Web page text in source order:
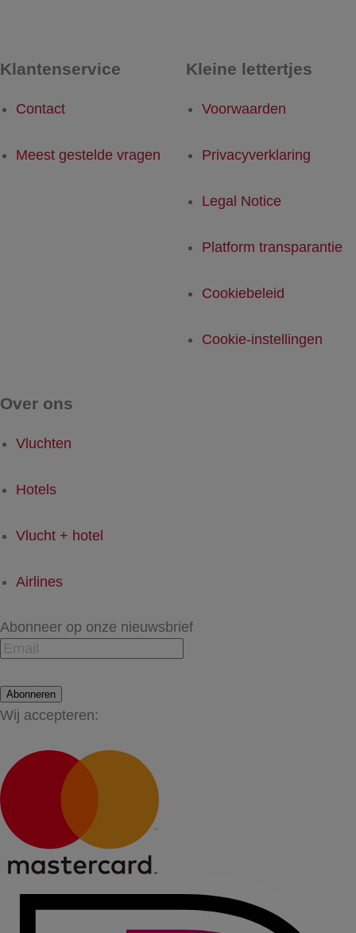
Klantenservice
Contact
Meest gestelde vragen
Kleine lettertjes
Voorwaarden
Privacyverklaring
Legal Notice
Platform transparantie
Cookiebeleid
Cookie-instellingen
Over ons
Vluchten
Hotels
Vlucht + hotel
Airlines
Abonneer op onze nieuwsbrief
Abonneren
Wij accepteren: